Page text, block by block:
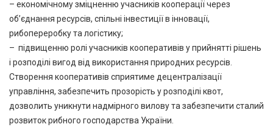
– економічному зміцненню учасників кооперації через
об’єднання ресурсів, спільні інвестиції в інновації,
рибопереробку та логістику;
– підвищенню ролі учасників кооперативів у прийнятті рішень
і розподілі вигод від використання природних ресурсів.
Створення кооперативів сприятиме децентралізації
управління, забезпечить прозорість у розподілі квот,
дозволить уникнути надмірного вилову та забезпечити сталий
розвиток рибного господарства України.